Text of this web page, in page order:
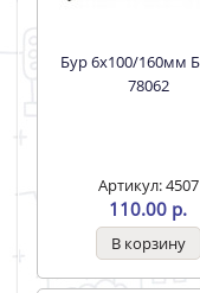
Бур 6х100/160мм Бибер
78062
Артикул: 4507
110.00 р.